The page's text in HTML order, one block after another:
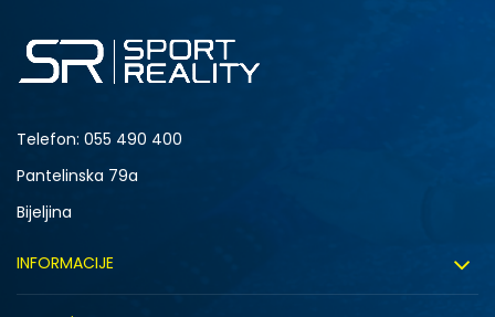
Telefon: 055 490 400
Pantelinska 79a
Bijeljina
INFORMACIJE